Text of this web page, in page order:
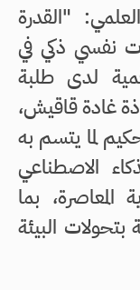
"القدرة
نفسي ذكي في
لدى طلبة
غادة قاقيش،
لما يتسم به
الاصطناعي
المعاصرة، بما
البيئة